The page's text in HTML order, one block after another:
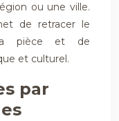
ou une ville.
de retracer le
la pièce et de
et culturel.
par